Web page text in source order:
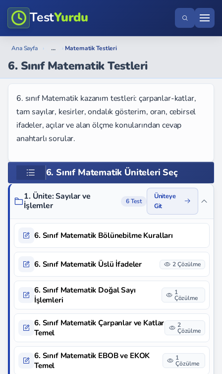
TestYurdu
Ana Sayfa › ... › Matematik Testleri
6. Sınıf Matematik Testleri
6. sınıf Matematik kazanım testleri: çarpanlar-katlar,
tam sayılar, kesirler, ondalık gösterim, oran, cebirsel
ifadeler, açılar ve alan ölçme konularından cevap
anahtarlı sorular.
6. Sınıf Matematik Üniteleri Seç
1. Ünite: Sayılar ve
İşlemler
6 Test
Üniteye
Git
6. Sınıf Matematik Bölünebilme Kuralları
6. Sınıf Matematik Üslü İfadeler 2 Çözülme
6. Sınıf Matematik Doğal Sayı
İşlemleri
1
Çözülme
6. Sınıf Matematik Çarpanlar ve Katlar
Temel
2
Çözülme
6. Sınıf Matematik EBOB ve EKOK
Temel
1
Çözülme